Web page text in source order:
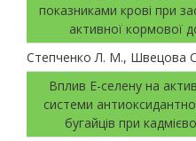
показниками крові при
активної кормової
Степченко Л. М., Швецова
Вплив Е-селену на
системи
бугайців при